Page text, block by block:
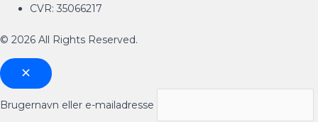
CVR: 35066217
© 2026 All Rights Reserved.
Brugernavn eller e-mailadresse